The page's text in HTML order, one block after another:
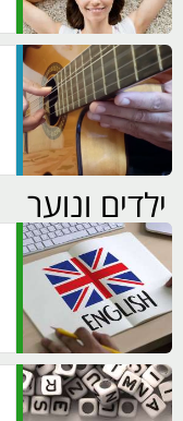
ילדים ונוער